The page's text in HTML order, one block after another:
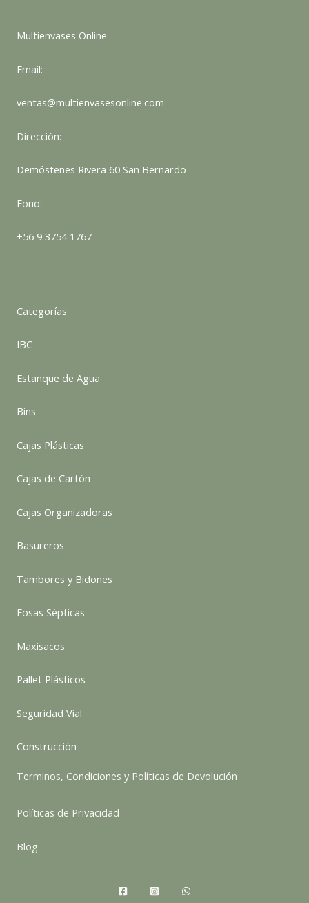
Multienvases Online
Email:
ventas@multienvasesonline.com
Dirección:
Demóstenes Rivera 60 San Bernardo
Fono:
+56 9 3754 1767
Categorías
IBC
Estanque de Agua
Bins
Cajas Plásticas
Cajas de Cartón
Cajas Organizadoras
Basureros
Tambores y Bidones
Fosas Sépticas
Maxisacos
Pallet Plásticos
Seguridad Vial
Construcción
Terminos, Condiciones y Políticas de Devolución
Políticas de Privacidad
Blog